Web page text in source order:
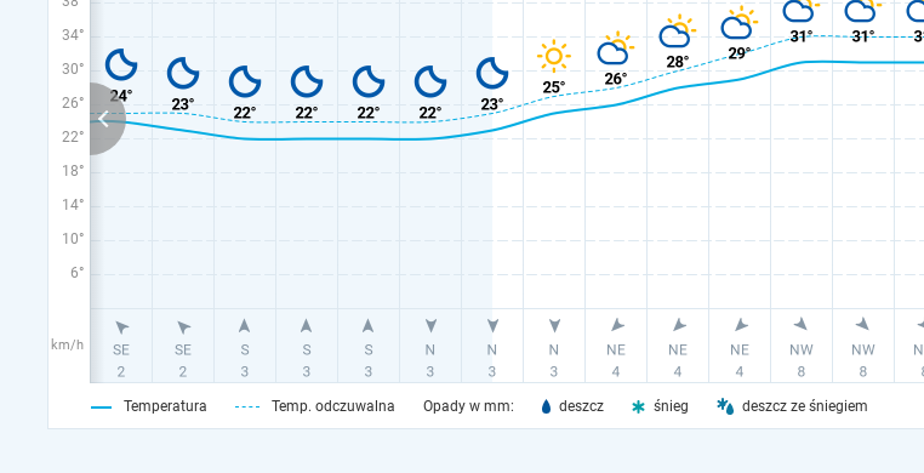
34°
30°
26°
22°
18°
14°
10°
6°
km/h
Temperatura Temp. odczuwalna Opady w mm: deszcz śnieg deszcz ze śniegiem